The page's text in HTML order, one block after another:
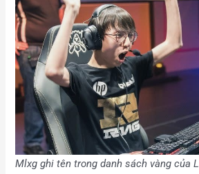
Mlxg ghi tên trong danh sách vàng của